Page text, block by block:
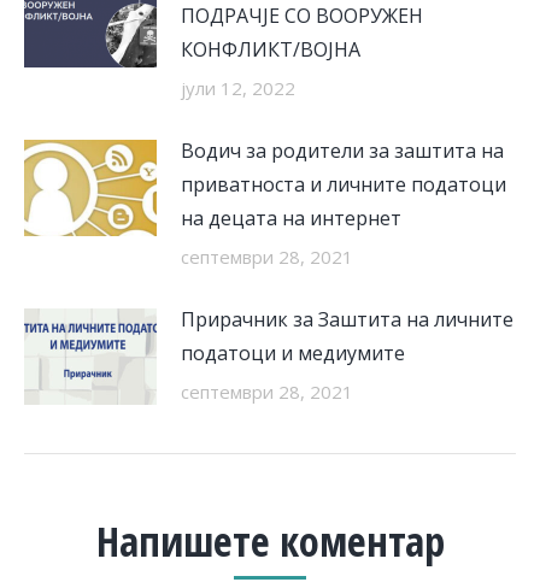
ПОДРАЧЈЕ СО ВООРУЖЕН
КОНФЛИКТ/ВОЈНА
јули 12, 2022
Водич за родители за заштита на
приватноста и личните податоци
на децата на интернет
септември 28, 2021
Прирачник за Заштита на личните
податоци и медиумите
септември 28, 2021
Напишете коментар